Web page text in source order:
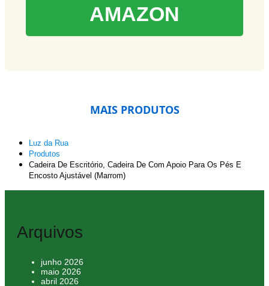
AMAZON
MAIS PRODUTOS
Luz da Rua
Produtos
Cadeira De Escritório, Cadeira De Com Apoio Para Os Pés E
Encosto Ajustável (Marrom)
Arquivos
junho 2026
maio 2026
abril 2026